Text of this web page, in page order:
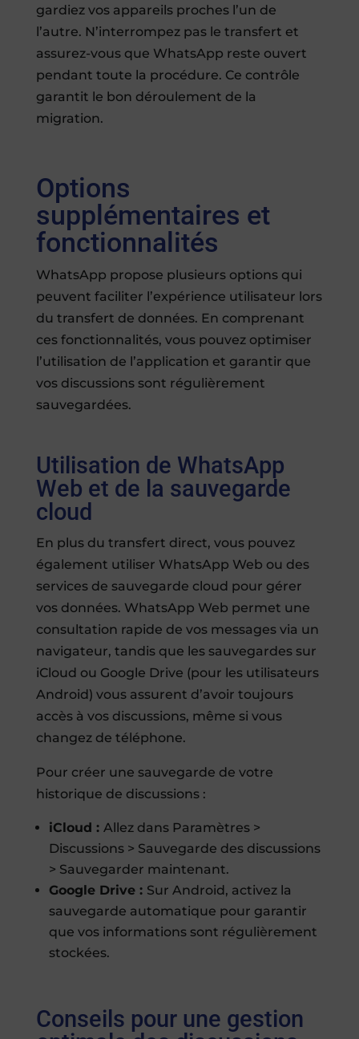
gardiez vos appareils proches l’un de
l’autre. N’interrompez pas le transfert et
assurez-vous que WhatsApp reste ouvert
pendant toute la procédure. Ce contrôle
garantit le bon déroulement de la
migration.
Options
supplémentaires et
fonctionnalités
WhatsApp propose plusieurs options qui
peuvent faciliter l’expérience utilisateur lors
du transfert de données. En comprenant
ces fonctionnalités, vous pouvez optimiser
l’utilisation de l’application et garantir que
vos discussions sont régulièrement
sauvegardées.
Utilisation de WhatsApp
Web et de la sauvegarde
cloud
En plus du transfert direct, vous pouvez
également utiliser WhatsApp Web ou des
services de sauvegarde cloud pour gérer
vos données. WhatsApp Web permet une
consultation rapide de vos messages via un
navigateur, tandis que les sauvegardes sur
iCloud ou Google Drive (pour les utilisateurs
Android) vous assurent d’avoir toujours
accès à vos discussions, même si vous
changez de téléphone.
Pour créer une sauvegarde de votre
historique de discussions :
iCloud : Allez dans Paramètres >
Discussions > Sauvegarde des discussions
> Sauvegarder maintenant.
Google Drive : Sur Android, activez la
sauvegarde automatique pour garantir
que vos informations sont régulièrement
stockées.
Conseils pour une gestion